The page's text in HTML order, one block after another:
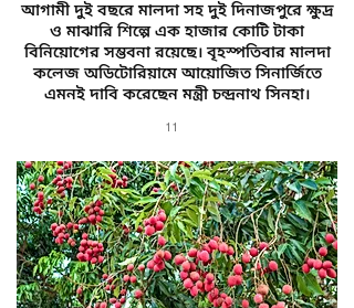
আগামী দুই বছরে মালদা সহ দুই দিনাজপুরে ক্ষুদ্র
ও মাঝারি শিল্পে এক হাজার কোটি টাকা
বিনিয়োগের সম্ভবনা রয়েছে। বৃহস্পতিবার মালদা
কলেজ অডিটোরিয়ামে আয়োজিত সিনার্জিতে
এমনই দাবি করেছেন মন্ত্রী চন্দ্রনাথ সিনহা।
11